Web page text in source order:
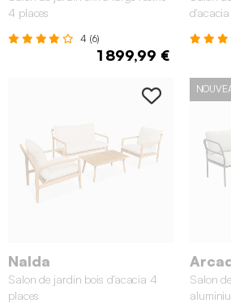
4 places
4 (6)
1 899,99 €
Nalda
Salon de jardin bois d'acacia 4
places
Salon